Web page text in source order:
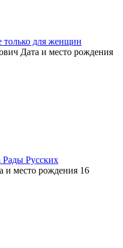
только для женщин
Дата и место рождения
Рады Русских
и место рождения 16